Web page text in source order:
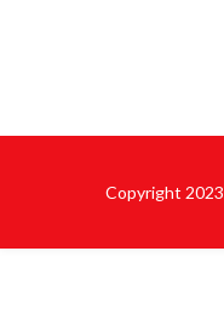
Copyright 2023